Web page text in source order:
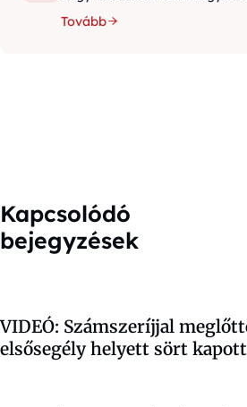
Tovább
Kapcsolódó
bejegyzések
VIDEÓ: Számszeríjjal
elsősegély helyett sört kapott